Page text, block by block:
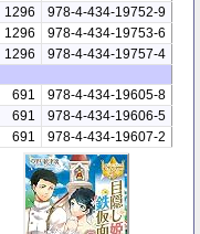
1296
978-4-434-19752-9
1296
978-4-434-19753-6
1296 978-4-434-19757-4
691
978-4-434-19605-8
691
978-4-434-19606-5
691 978-4-434-19607-2